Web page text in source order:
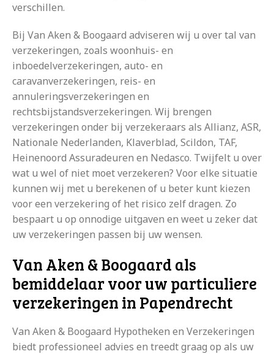
verschillen.
Bij Van Aken & Boogaard adviseren wij u over tal van
verzekeringen, zoals woonhuis- en
inboedelverzekeringen, auto- en
caravanverzekeringen, reis- en
annuleringsverzekeringen en
rechtsbijstandsverzekeringen. Wij brengen
verzekeringen onder bij verzekeraars als Allianz, ASR,
Nationale Nederlanden, Klaverblad, Scildon, TAF,
Heinenoord Assuradeuren en Nedasco. Twijfelt u over
wat u wel of niet moet verzekeren? Voor elke situatie
kunnen wij met u berekenen of u beter kunt kiezen
voor een verzekering of het risico zelf dragen. Zo
bespaart u op onnodige uitgaven en weet u zeker dat
uw verzekeringen passen bij uw wensen.
Van Aken & Boogaard als
bemiddelaar voor uw particuliere
verzekeringen in Papendrecht
Van Aken & Boogaard Hypotheken en Verzekeringen
biedt professioneel advies en treedt graag op als uw